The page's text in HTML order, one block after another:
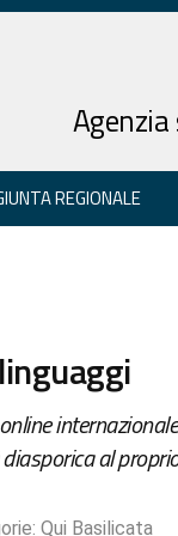
REGIONALE
al
Qui Basilicata